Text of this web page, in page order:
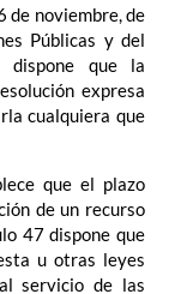
de noviembre, de
Públicas y del
dispone que la
expresa
cualquiera que
que el plazo
de un recurso
47 dispone que
u otras leyes
servicio de las